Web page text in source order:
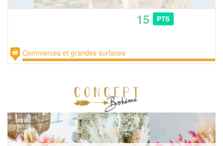
15 PTS
Commerces et grandes surfaces